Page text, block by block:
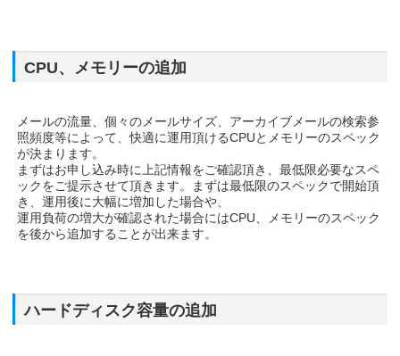
CPU、メモリーの追加
メールの流量、個々のメールサイズ、アーカイブメールの検索参
照頻度等によって、快適に運用頂けるCPUとメモリーのスペック
が決まります。
まずはお申し込み時に上記情報をご確認頂き、最低限必要なスペ
ックをご提示させて頂きます。まずは最低限のスペックで開始頂
き、運用後に大幅に増加した場合や、
運用負荷の増大が確認された場合にはCPU、メモリーのスペック
を後から追加することが出来ます。
ハードディスク容量の追加